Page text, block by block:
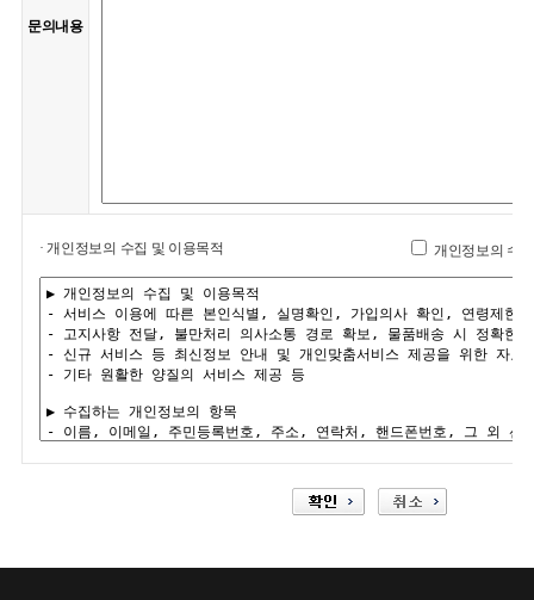
문의내용
· 개인정보의 수집 및 이용목적 개인정보의 수